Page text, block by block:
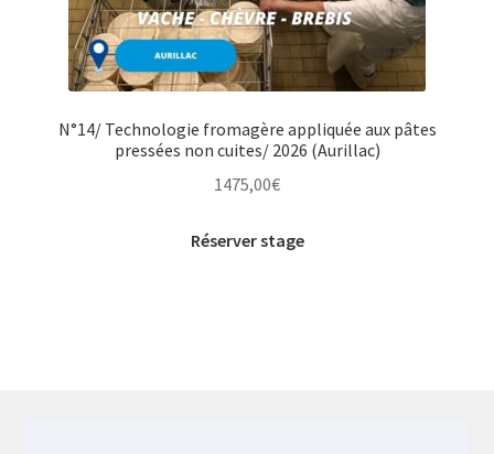
N°14/ Technologie fromagère appliquée aux pâtes
pressées non cuites/ 2026 (Aurillac)
1475,00€
Réserver stage